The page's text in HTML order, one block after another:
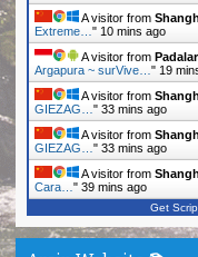
A visitor from
Extreme… " 10 mins ago
A visitor from
Argapura ~ surVive… " 19
A visitor from
GIEZAG… " 33 mins ago
A visitor from
GIEZAG… " 33 mins ago
A visitor from
Cara… " 39 mins ago
Get